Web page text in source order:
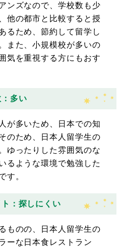
ンズなので、学校数も少
他の都市と比較すると授
るため、節約して留学し
また、小規模校が多いの
気を重視する方にもおす
多い
が多いため、日本での知
のため、日本人留学生の
ゆったりした雰囲気のな
るような環境で勉強した
す。
：探しにくい
ものの、日本人留学生の
ーな日本食レストラン